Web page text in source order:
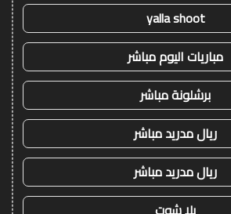
yalla shoot
مباريات اليوم مباشر
برشلونة مباشر
ريال مدريد مباشر
ريال مدريد مباشر